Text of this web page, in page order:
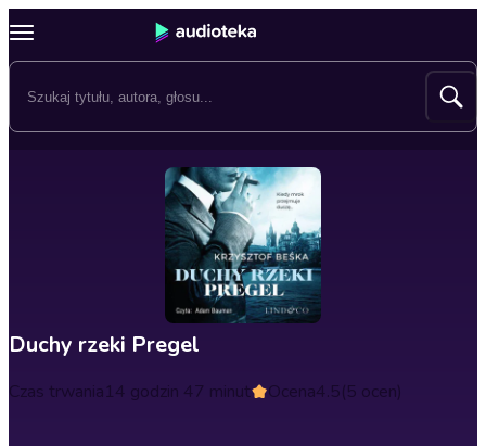
Duchy rzeki Pregel
Czas trwania14 godzin 47 minut Ocena4.5(5 ocen)